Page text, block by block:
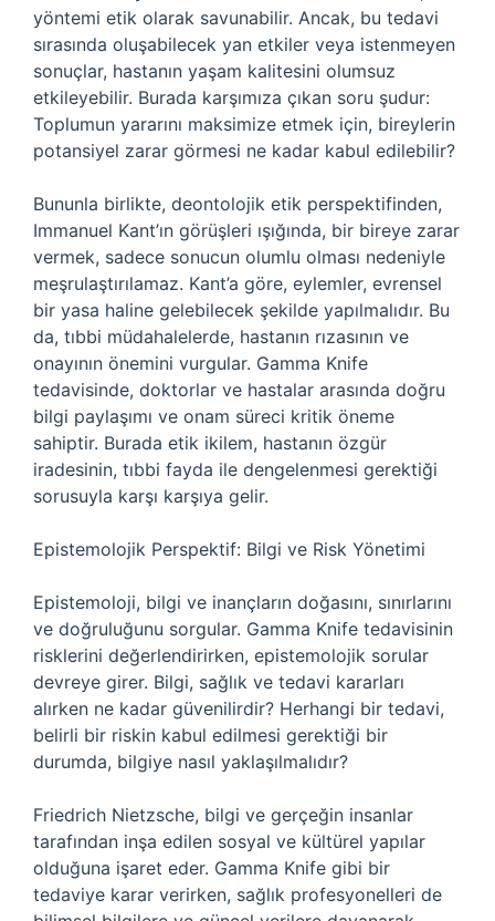
yöntemi etik olarak savunabilir. Ancak, bu tedavi
sırasında oluşabilecek yan etkiler veya istenmeyen
sonuçlar, hastanın yaşam kalitesini olumsuz
etkileyebilir. Burada karşımıza çıkan soru şudur:
Toplumun yararını maksimize etmek için, bireylerin
potansiyel zarar görmesi ne kadar kabul edilebilir?
Bununla birlikte, deontolojik etik perspektifinden,
Immanuel Kant’ın görüşleri ışığında, bir bireye zarar
vermek, sadece sonucun olumlu olması nedeniyle
meşrulaştırılamaz. Kant’a göre, eylemler, evrensel
bir yasa haline gelebilecek şekilde yapılmalıdır. Bu
da, tıbbi müdahalelerde, hastanın rızasının ve
onayının önemini vurgular. Gamma Knife
tedavisinde, doktorlar ve hastalar arasında doğru
bilgi paylaşımı ve onam süreci kritik öneme
sahiptir. Burada etik ikilem, hastanın özgür
iradesinin, tıbbi fayda ile dengelenmesi gerektiği
sorusuyla karşı karşıya gelir.
Epistemolojik Perspektif: Bilgi ve Risk Yönetimi
Epistemoloji, bilgi ve inançların doğasını, sınırlarını
ve doğruluğunu sorgular. Gamma Knife tedavisinin
risklerini değerlendirirken, epistemolojik sorular
devreye girer. Bilgi, sağlık ve tedavi kararları
alırken ne kadar güvenilirdir? Herhangi bir tedavi,
belirli bir riskin kabul edilmesi gerektiği bir
durumda, bilgiye nasıl yaklaşılmalıdır?
Friedrich Nietzsche, bilgi ve gerçeğin insanlar
tarafından inşa edilen sosyal ve kültürel yapılar
olduğuna işaret eder. Gamma Knife gibi bir
tedaviye karar verirken, sağlık profesyonelleri de